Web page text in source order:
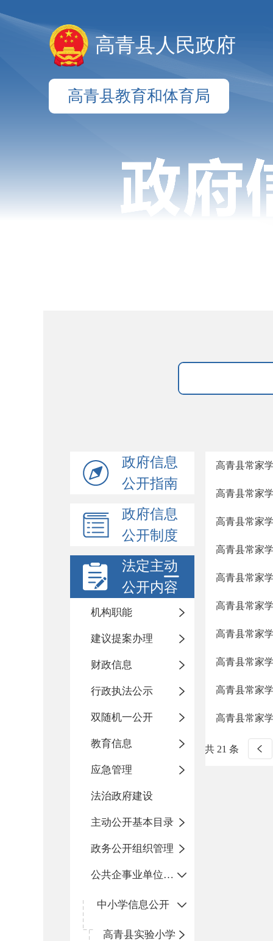
高青县人民政府
高青县教育和体育局
政府信息
公开指南
政府信息
公开制度
法定主动
公开内容
机构职能
建议提案办理
财政信息
行政执法公示
双随机一公开
教育信息
应急管理
法治政府建设
主动公开基本目录
政务公开组织管理
公共企事业单位信息公开
中小学信息公开
高青县实验小学
高青县常家
高青县常家
高青县常家
高青县常家
高青县常家
高青县常家
高青县常家
高青县常家
高青县常家
高青县常家
共 21 条